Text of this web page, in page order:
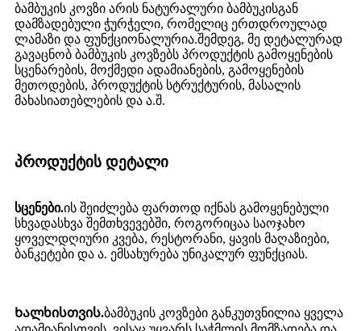
ბამბუკის კოვზი არის ნატურალური ბამბუკისგან
დამზადებული ჭურჭელი, რომელიც ერთდროულად
ლამაზი და ფუნქციონალურია.შემდეგ, მე დეტალურად
გავაცნობ ბამბუკის კოვზებს პროდუქტის გამოყენების
სცენარების, მოქმედი ადამიანების, გამოყენების
მეთოდების, პროდუქტის სტრუქტურის, მასალის
მახასიათებლების და ა.შ.
პროდუქტის დეტალი
სცენები.ის შეიძლება ფართოდ იქნას გამოყენებული
სხვადასხვა შემთხვევებში, როგორიცაა საოჯახო
ყოველდღიური კვება, რესტორანი, ყავის მაღაზიები,
ბანკეტები და ა. ემსახურება უნიკალურ ფუნქციას.
Ხალხისთვის.ბამბუკის კოვზები განკუთვნილია ყველა